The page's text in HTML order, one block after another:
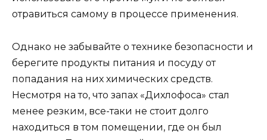
отравиться самому в процессе применения.
Однако не забывайте о технике безопасности и
берегите продукты питания и посуду от
попадания на них химических средств.
Несмотря на то, что запах «Дихлофоса» стал
менее резким, все-таки не стоит долго
находиться в том помещении, где он был